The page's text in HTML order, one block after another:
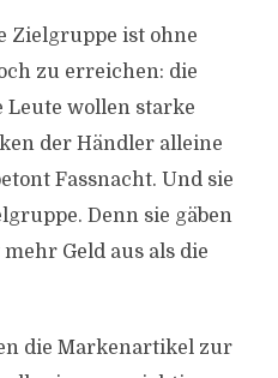
Zielgruppe ist ohne
zu erreichen: die
Leute wollen starke
der Händler alleine
Fassnacht. Und sie
Denn sie gäben
Geld aus als die
die Markenartikel zur